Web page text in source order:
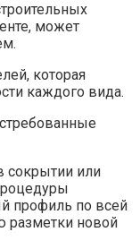
может
которая
каждого вида.
сокрытии или
профиль по всей
разметки новой